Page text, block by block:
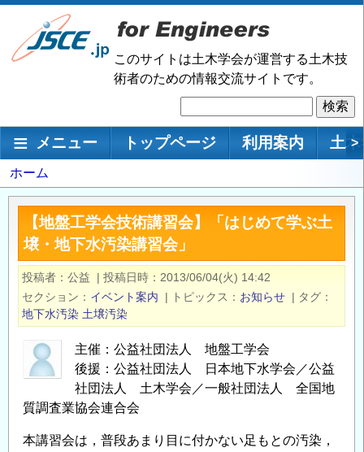
メ
ン
移
このサイトは土木学会が運営する土木技
術者のための情報交流サイトです。
索
メインナビゲーション
メニュー トップページ 利用案内 土 >
パ
ン
ず
ホーム
【地盤工学会技術講習会】「はじめて学ぶ土
壌・地下水汚染講習会」
投稿者 公益 | 投稿日時
2013/06/04(火) 14:42
セクション
イベント案内 | トピックス お知らせ | タグ
地下水汚染 土壌汚染
主催：公益社団法人 地盤工学会
後援：公益社団法人 日本地下水学会／公益
社団法人 土木学会／一般社団法人 全国地
質調査業協会連合会
本講習会は，普段あまり目に付かない足もとの汚染，